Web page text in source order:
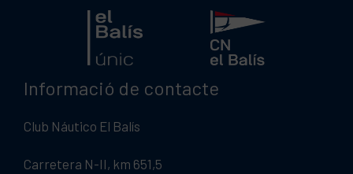
Informació de contacte
Club Náutico El Balís
Carretera N-II, km 651,5